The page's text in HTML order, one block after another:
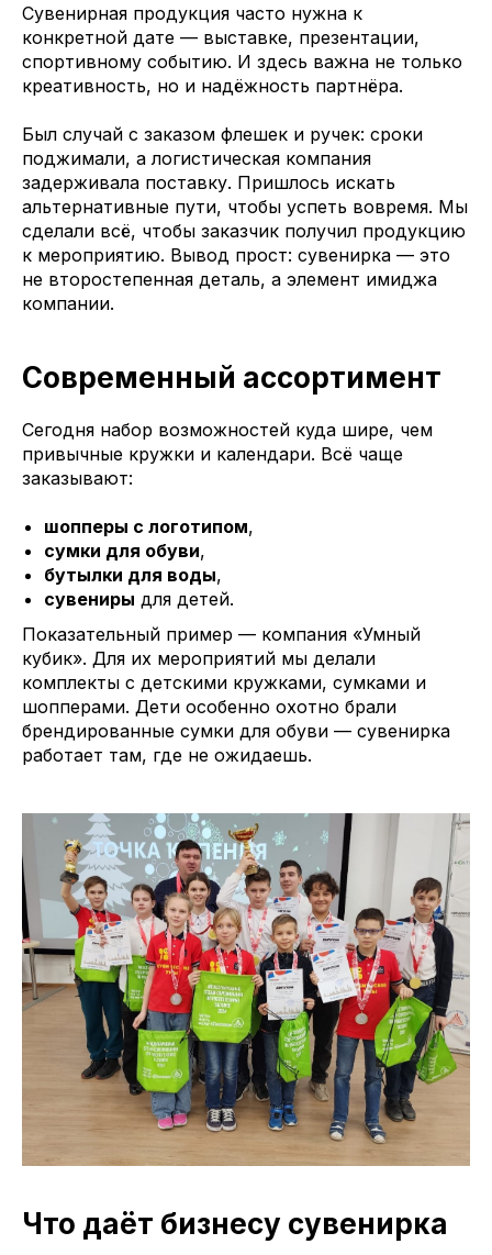
Сувенирная продукция часто нужна к
конкретной дате — выставке, презентации,
спортивному событию. И здесь важна не только
креативность, но и надёжность партнёра.
Был случай с заказом флешек и ручек: сроки
поджимали, а логистическая компания
задерживала поставку. Пришлось искать
альтернативные пути, чтобы успеть вовремя. Мы
сделали всё, чтобы заказчик получил продукцию
к мероприятию. Вывод прост: сувенирка — это
не второстепенная деталь, а элемент имиджа
компании.
Современный ассортимент
Сегодня набор возможностей куда шире, чем
привычные кружки и календари. Всё чаще
заказывают:
шопперы с логотипом,
сумки для обуви,
бутылки для воды,
сувениры для детей.
Показательный пример — компания «Умный
кубик». Для их мероприятий мы делали
комплекты с детскими кружками, сумками и
шопперами. Дети особенно охотно брали
брендированные сумки для обуви — сувенирка
работает там, где не ожидаешь.
Что даёт бизнесу сувенирка